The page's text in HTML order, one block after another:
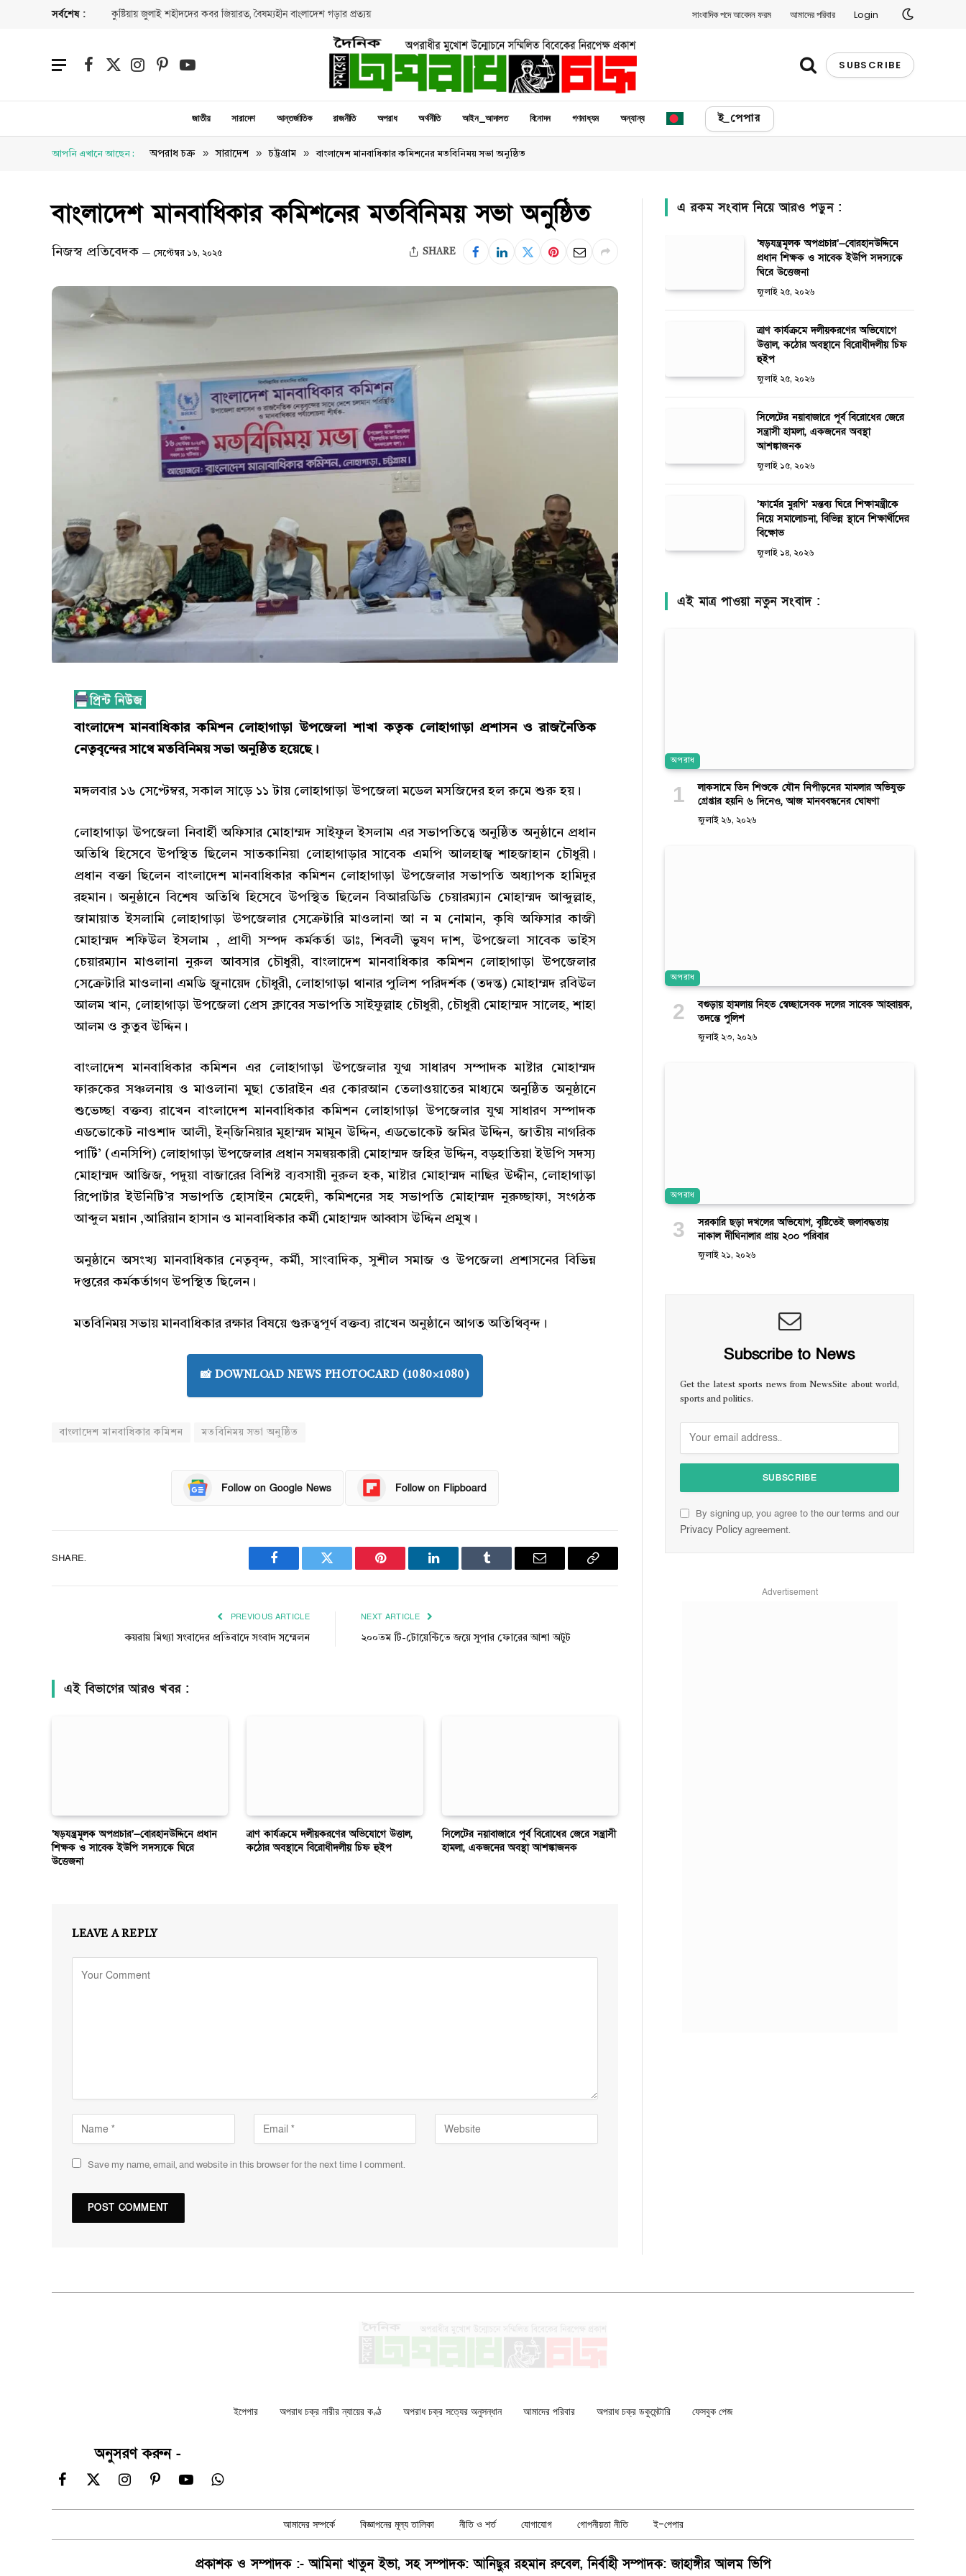
সর্বশেষ : কুষ্টিয়ায় জুলাই শহীদদের কবর জিয়ারত, বৈষম্যহীন বাংলাদেশ গড়ার প্রত্যয় সাংবাদিক পদে আবেদন ফরম আমাদের পরিবার Login
Facebook
X
Instagram
PinterestYouTube SUBSCRIBE
জাতীয় সারাদেশ আন্তর্জাতিক রাজনীতি অপরাধ অর্থনীতি আইন_আদালত বিনোদন গণমাধ্যম অন্যান্য ই_পেপার
আপনি এখানে আছেন : অপরাধ চক্র » সারাদেশ » চট্টগ্রাম » বাংলাদেশ মানবাধিকার কমিশনের মতবিনিময় সভা অনুষ্ঠিত
বাংলাদেশ মানবাধিকার কমিশনের মতবিনিময় সভা অনুষ্ঠিত
নিজস্ব প্রতিবেদক সেপ্টেম্বর ১৬, ২০২৫ SHARE
বাংলাদেশ মানবাধিকার কমিশন লোহাগাড়া উপজেলা শাখা কতৃক লোহাগাড়া প্রশাসন ও রাজনৈতিক
নেতৃবৃন্দের সাথে মতবিনিময় সভা অনুষ্ঠিত হয়েছে।
মঙ্গলবার ১৬ সেপ্টেম্বর, সকাল সাড়ে ১১ টায় লোহাগাড়া উপজেলা মডেল মসজিদের হল রুমে শুরু হয়।
লোহাগাড়া উপজেলা নিবার্হী অফিসার মোহাম্মদ সাইফুল ইসলাম এর সভাপতিত্বে অনুষ্ঠিত অনুষ্ঠানে প্রধান
অতিথি হিসেবে উপস্থিত ছিলেন সাতকানিয়া লোহাগাড়ার সাবেক এমপি আলহাজ্ব শাহজাহান চৌধুরী।
প্রধান বক্তা ছিলেন বাংলাদেশ মানবাধিকার কমিশন লোহাগাড়া উপজেলার সভাপতি অধ্যাপক হামিদুর
রহমান। অনুষ্ঠানে বিশেষ অতিথি হিসেবে উপস্থিত ছিলেন বিআরডিভি চেয়ারম্যান মোহাম্মদ আব্দুল্লাহ,
জামায়াত ইসলামি লোহাগাড়া উপজেলার সেক্রেটারি মাওলানা আ ন ম নোমান, কৃষি অফিসার কাজী
মোহাম্মদ শফিউল ইসলাম , প্রাণী সম্পদ কর্মকর্তা ডাঃ, শিবলী ভুষণ দাশ, উপজেলা সাবেক ভাইস
চেয়ারম্যান মাওলানা নুরুল আবসার চৌধুরী, বাংলাদেশ মানবাধিকার কমিশন লোহাগাড়া উপজেলার
সেক্রেটারি মাওলানা এমডি জুনায়েদ চৌধুরী, লোহাগাড়া থানার পুলিশ পরিদর্শক (তদন্ত) মোহাম্মদ রবিউল
আলম খান, লোহাগাড়া উপজেলা প্রেস ক্লাবের সভাপতি সাইফুল্লাহ চৌধুরী, চৌধুরী মোহাম্মদ সালেহ, শাহা
আলম ও কুতুব উদ্দিন।
বাংলাদেশ মানবাধিকার কমিশন এর লোহাগাড়া উপজেলার যুগ্ম সাধারণ সম্পাদক মাষ্টার মোহাম্মদ
ফারুকের সঞ্চলনায় ও মাওলানা মুছা তোরাইন এর কোরআন তেলাওয়াতের মাধ্যমে অনুষ্ঠিত অনুষ্ঠানে
শুভেচ্ছা বক্তব্য রাখেন বাংলাদেশ মানবাধিকার কমিশন লোহাগাড়া উপজেলার যুগ্ম সাধারণ সম্পাদক
এডভোকেট নাওশাদ আলী, ইন্জিনিয়ার মুহাম্মদ মামুন উদ্দিন, এডভোকেট জমির উদ্দিন, জাতীয় নাগরিক
পার্টি’ (এনসিপি) লোহাগাড়া উপজেলার প্রধান সমন্বয়কারী মোহাম্মদ জহির উদ্দিন, বড়হাতিয়া ইউপি সদস্য
মোহাম্মদ আজিজ, পদুয়া বাজারের বিশিষ্ট ব্যবসায়ী নুরুল হক, মাষ্টার মোহাম্মদ নাছির উদ্দীন, লোহাগাড়া
রিপোর্টার ইউনিটি’র সভাপতি হোসাইন মেহেদী, কমিশনের সহ সভাপতি মোহাম্মদ নুরুচ্ছাফা, সংগঠক
আব্দুল মন্নান ,আরিয়ান হাসান ও মানবাধিকার কর্মী মোহাম্মদ আব্বাস উদ্দিন প্রমুখ।
অনুষ্ঠানে অসংখ্য মানবাধিকার নেতৃবৃন্দ, কর্মী, সাংবাদিক, সুশীল সমাজ ও উপজেলা প্রশাসনের বিভিন্ন
দপ্তরের কর্মকর্তাগণ উপস্থিত ছিলেন।
মতবিনিময় সভায় মানবাধিকার রক্ষার বিষয়ে গুরুত্বপূর্ণ বক্তব্য রাখেন অনুষ্ঠানে আগত অতিথিবৃন্দ।
📸 DOWNLOAD NEWS PHOTOCARD (1080×1080)
বাংলাদেশ মানবাধিকার কমিশন মতবিনিময় সভা অনুষ্ঠিত
Follow on Google News Follow on Flipboard
SHARE.
Facebook Twitter Pinterest LinkedIn Tumblr Email
Copy
PREVIOUS ARTICLE
কয়রায় মিথ্যা সংবাদের প্রতিবাদে সংবাদ সম্মেলন
NEXT ARTICLE
২০০তম টি-টোয়েন্টিতে জয়ে সুপার ফোরের আশা অটুট
এই বিভাগের আরও খবর :
‘ষড়যন্ত্রমূলক অপপ্রচার’—বোরহানউদ্দিনে প্রধান
শিক্ষক ও সাবেক ইউপি সদস্যকে ঘিরে
উত্তেজনা
ত্রাণ কার্যক্রমে দলীয়করণের অভিযোগে উত্তাল,
কঠোর অবস্থানে বিরোধীদলীয় চিফ হুইপ
সিলেটের নয়াবাজারে পূর্ব বিরোধের জেরে সন্ত্রাসী
হামলা, একজনের অবস্থা আশঙ্কাজনক
LEAVE A REPLY
Save my name, email, and website in this browser for the next time I comment.
এ রকম সংবাদ নিয়ে আরও পড়ুন :
‘ষড়যন্ত্রমূলক অপপ্রচার’—বোরহানউদ্দিনে
প্রধান শিক্ষক ও সাবেক ইউপি সদস্যকে
ঘিরে উত্তেজনা
জুলাই ২৫, ২০২৬
ত্রাণ কার্যক্রমে দলীয়করণের অভিযোগে
উত্তাল, কঠোর অবস্থানে বিরোধীদলীয় চিফ
হুইপ
জুলাই ২৫, ২০২৬
সিলেটের নয়াবাজারে পূর্ব বিরোধের জেরে
সন্ত্রাসী হামলা, একজনের অবস্থা
আশঙ্কাজনক
জুলাই ১৫, ২০২৬
‘ফার্মের মুরগি’ মন্তব্য ঘিরে শিক্ষামন্ত্রীকে
নিয়ে সমালোচনা, বিভিন্ন স্থানে শিক্ষার্থীদের
বিক্ষোভ
জুলাই ১৪, ২০২৬
এই মাত্র পাওয়া নতুন সংবাদ :
অপরাধ
লাকসামে তিন শিশুকে যৌন নিপীড়নের মামলার অভিযুক্ত
গ্রেপ্তার হয়নি ৬ দিনেও, আজ মানববন্ধনের ঘোষণা
জুলাই ২৬, ২০২৬
অপরাধ
বগুড়ায় হামলায় নিহত স্বেচ্ছাসেবক দলের সাবেক আহ্বায়ক,
তদন্তে পুলিশ
জুলাই ২৩, ২০২৬
অপরাধ
সরকারি ছড়া দখলের অভিযোগ, বৃষ্টিতেই জলাবদ্ধতায়
নাকাল দীঘিনালার প্রায় ২০০ পরিবার
জুলাই ২১, ২০২৬
Subscribe to News
Get the latest sports news from NewsSite about world,
sports and politics.
By signing up, you agree to the our terms and our
Privacy Policyagreement.
Advertisement
ইপেপার অপরাধ চক্র নারীর ন্যায়ের কণ্ঠ অপরাধ চক্র সত্যের অনুসন্ধান আমাদের পরিবার অপরাধ চক্র ডকুমেন্টারি ফেসবুক পেজ
অনুসরণ করুন -
Facebook
X
InstagramPinterestYouTubeWhatsApp
আমাদের সম্পর্কে বিজ্ঞাপনের মূল্য তালিকা নীতি ও শর্ত যোগাযোগ গোপনীয়তা নীতি ই-পেপার
প্রকাশক ও সম্পাদক :- আমিনা খাতুন ইভা, সহ সম্পাদক: আনিছুর রহমান রুবেল, নির্বাহী সম্পাদক: জাহাঙ্গীর আলম ভিপি